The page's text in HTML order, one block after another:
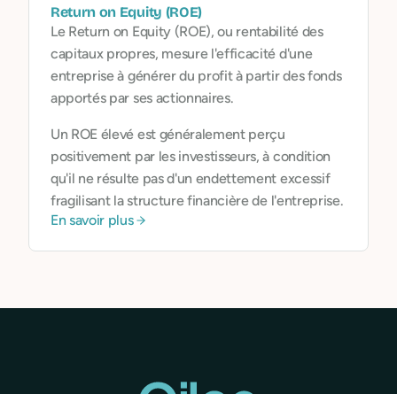
Return on Equity (ROE)
Le Return on Equity (ROE), ou rentabilité des
capitaux propres, mesure l'efficacité d'une
entreprise à générer du profit à partir des fonds
apportés par ses actionnaires.
Un ROE élevé est généralement perçu
positivement par les investisseurs, à condition
qu'il ne résulte pas d'un endettement excessif
fragilisant la structure financière de l'entreprise.
En savoir plus